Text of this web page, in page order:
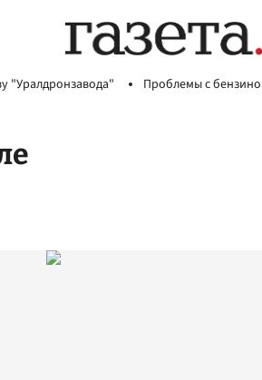
"Уралдронзавода" Проблемы с